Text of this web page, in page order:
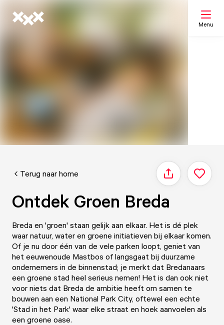
Menu
Terug naar home Delen
Ontdek Groen Breda
Breda en 'groen' staan gelijk aan elkaar. Het is dé plek
waar natuur, water en groene initiatieven bij elkaar komen.
Of je nu door één van de vele parken loopt, geniet van
het eeuwenoude Mastbos of langsgaat bij duurzame
ondernemers in de binnenstad; je merkt dat Bredanaars
een groene stad heel serieus nemen! Het is dan ook niet
voor niets dat Breda de ambitie heeft om samen te
bouwen aan een National Park City, oftewel een echte
'Stad in het Park' waar elke straat en hoek aanvoelen als
een groene oase.